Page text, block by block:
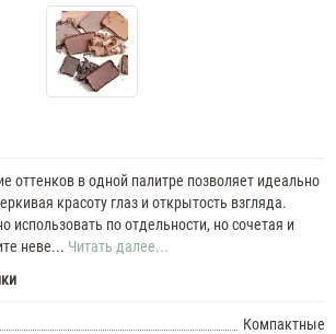
оттенков в одной палитре позволяет идеально
красоту глаз и открытость взгляда.
по отдельности, но сочетая и
неве... Читать далее...
Компактные